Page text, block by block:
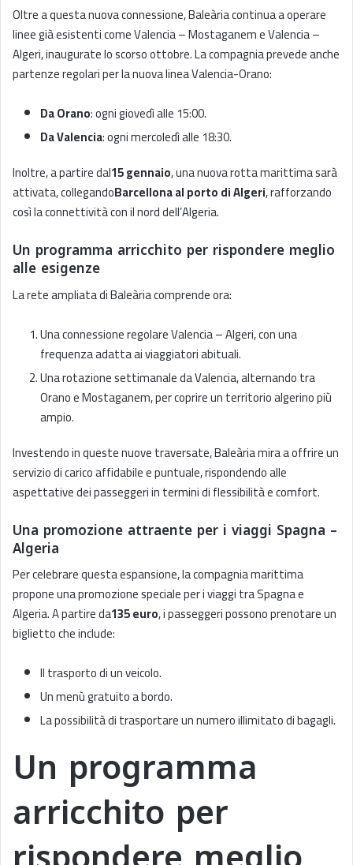
Oltre a questa nuova connessione, Baleària continua a operare
linee già esistenti come Valencia – Mostaganem e Valencia –
Algeri, inaugurate lo scorso ottobre. La compagnia prevede anche
partenze regolari per la nuova linea Valencia-Orano:
Da Orano: ogni giovedì alle 15:00.
Da Valencia: ogni mercoledì alle 18:30.
Inoltre, a partire dal15 gennaio, una nuova rotta marittima sarà
attivata, collegandoBarcellona al porto di Algeri, rafforzando
così la connettività con il nord dell’Algeria.
Un programma arricchito per rispondere meglio
alle esigenze
La rete ampliata di Baleària comprende ora:
Una connessione regolare Valencia – Algeri, con una
frequenza adatta ai viaggiatori abituali.
Una rotazione settimanale da Valencia, alternando tra
Orano e Mostaganem, per coprire un territorio algerino più
ampio.
Investendo in queste nuove traversate, Baleària mira a offrire un
servizio di carico affidabile e puntuale, rispondendo alle
aspettative dei passeggeri in termini di flessibilità e comfort.
Una promozione attraente per i viaggi Spagna –
Algeria
Per celebrare questa espansione, la compagnia marittima
propone una promozione speciale per i viaggi tra Spagna e
Algeria. A partire da135 euro, i passeggeri possono prenotare un
biglietto che include:
Il trasporto di un veicolo.
Un menù gratuito a bordo.
La possibilità di trasportare un numero illimitato di bagagli.
Un programma
arricchito per